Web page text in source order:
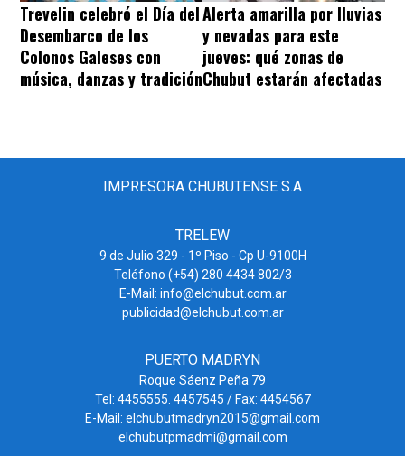
Trevelin celebró el Día del
Desembarco de los
Colonos Galeses con
música, danzas y tradición
Alerta amarilla por lluvias
y nevadas para este
jueves: qué zonas de
Chubut estarán afectadas
IMPRESORA CHUBUTENSE S.A
TRELEW
9 de Julio 329 - 1º Piso - Cp U-9100H
Teléfono (+54) 280 4434 802/3
E-Mail: info@elchubut.com.ar
publicidad@elchubut.com.ar
PUERTO MADRYN
Roque Sáenz Peña 79
Tel: 4455555. 4457545 / Fax: 4454567
E-Mail: elchubutmadryn2015@gmail.com
elchubutpmadmi@gmail.com